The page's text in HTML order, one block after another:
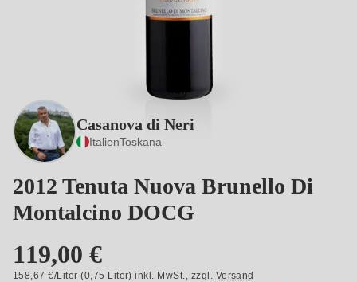
Casanova di Neri
ItalienToskana
2012 Tenuta Nuova Brunello Di
Montalcino DOCG
119,00 €
158,67 €/Liter (0,75 Liter) inkl. MwSt., zzgl. Versand